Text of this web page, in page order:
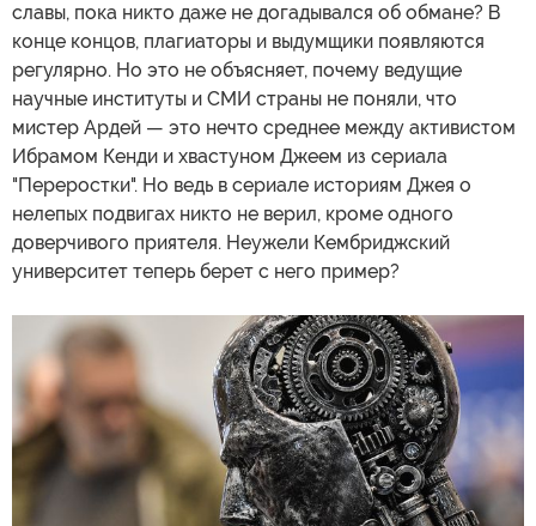
славы, пока никто даже не догадывался об обмане? В
конце концов, плагиаторы и выдумщики появляются
регулярно. Но это не объясняет, почему ведущие
научные институты и СМИ страны не поняли, что
мистер Ардей — это нечто среднее между активистом
Ибрамом Кенди и хвастуном Джеем из сериала
"Переростки". Но ведь в сериале историям Джея о
нелепых подвигах никто не верил, кроме одного
доверчивого приятеля. Неужели Кембриджский
университет теперь берет с него пример?